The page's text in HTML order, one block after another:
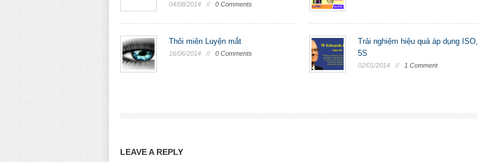
04/08/2014 // 0 Comments
Thôi miên Luyện mắt
16/06/2014 // 0 Comments
Trải nghiệm hiệu quả áp dụng ISO,
5S
02/01/2014 // 1 Comment
LEAVE A REPLY